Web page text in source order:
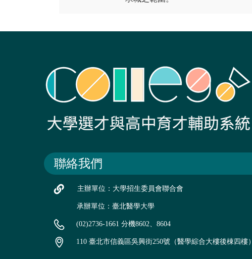
聯絡我們
主辦單位：大學招生委員會聯合會
承辦單位：臺北醫學大學
(02)2736-1661 分機8602、8604
110 臺北市信義區吳興街250號（醫學綜合大樓後棟四樓）